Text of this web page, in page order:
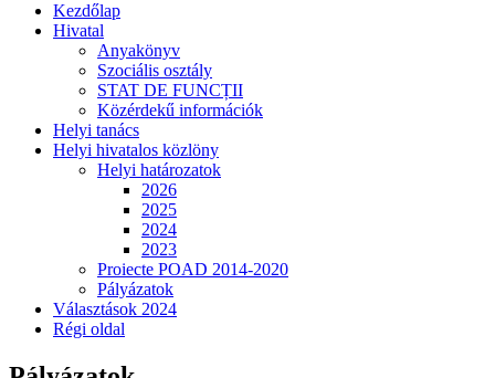
Kezdőlap
Hivatal
Anyakönyv
Szociális osztály
STAT DE FUNCȚII
Közérdekű információk
Helyi tanács
Helyi hivatalos közlöny
Helyi határozatok
2026
2025
2024
2023
Proiecte POAD 2014-2020
Pályázatok
Választások 2024
Régi oldal